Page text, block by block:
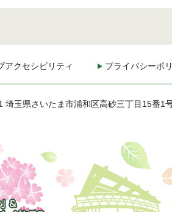
アクセシビリティ プライバシーポ
埼玉県さいたま市浦和区高砂三丁目15番1
「さいた